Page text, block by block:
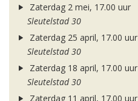
Zaterdag 2 mei, 17.00 uur
Sleutelstad 30
Zaterdag 25 april, 17.00 uur
Sleutelstad 30
Zaterdag 18 april, 17.00 uur
Sleutelstad 30
Zaterdag 11 april, 17.00 uur